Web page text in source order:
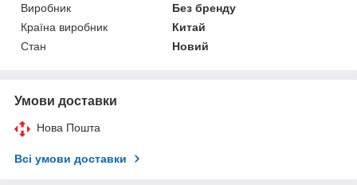
Виробник
Без бренду
Країна виробник
Китай
Стан
Новий
Умови доставки
Нова Пошта
Всі умови доставки